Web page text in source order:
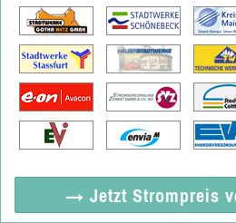
→ Jetzt Strompreis